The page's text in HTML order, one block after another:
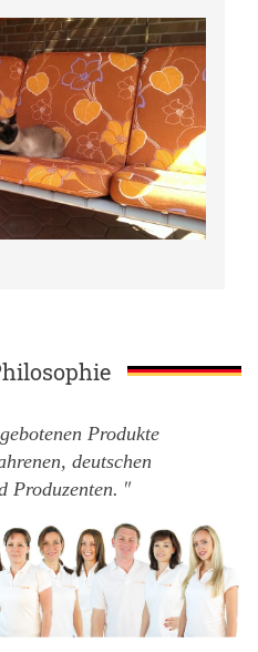
Produkte
deutschen
Produzenten.